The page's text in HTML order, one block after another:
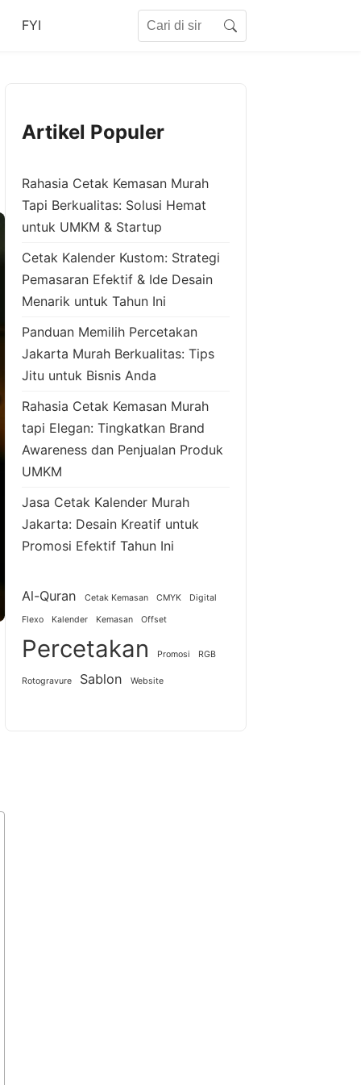
FYI Search
Artikel Populer
Rahasia Cetak Kemasan Murah
Tapi Berkualitas: Solusi Hemat
untuk UMKM & Startup
Cetak Kalender Kustom: Strategi
Pemasaran Efektif & Ide Desain
Menarik untuk Tahun Ini
Panduan Memilih Percetakan
Jakarta Murah Berkualitas: Tips
Jitu untuk Bisnis Anda
Rahasia Cetak Kemasan Murah
tapi Elegan: Tingkatkan Brand
Awareness dan Penjualan Produk
UMKM
Jasa Cetak Kalender Murah
Jakarta: Desain Kreatif untuk
Promosi Efektif Tahun Ini
Al-Quran Cetak Kemasan CMYK Digital
Flexo Kalender Kemasan Offset
Percetakan Promosi RGB
Rotogravure Sablon Website